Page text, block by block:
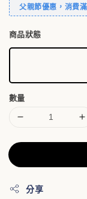
父親節優惠，消費
商品狀態
數量
分享